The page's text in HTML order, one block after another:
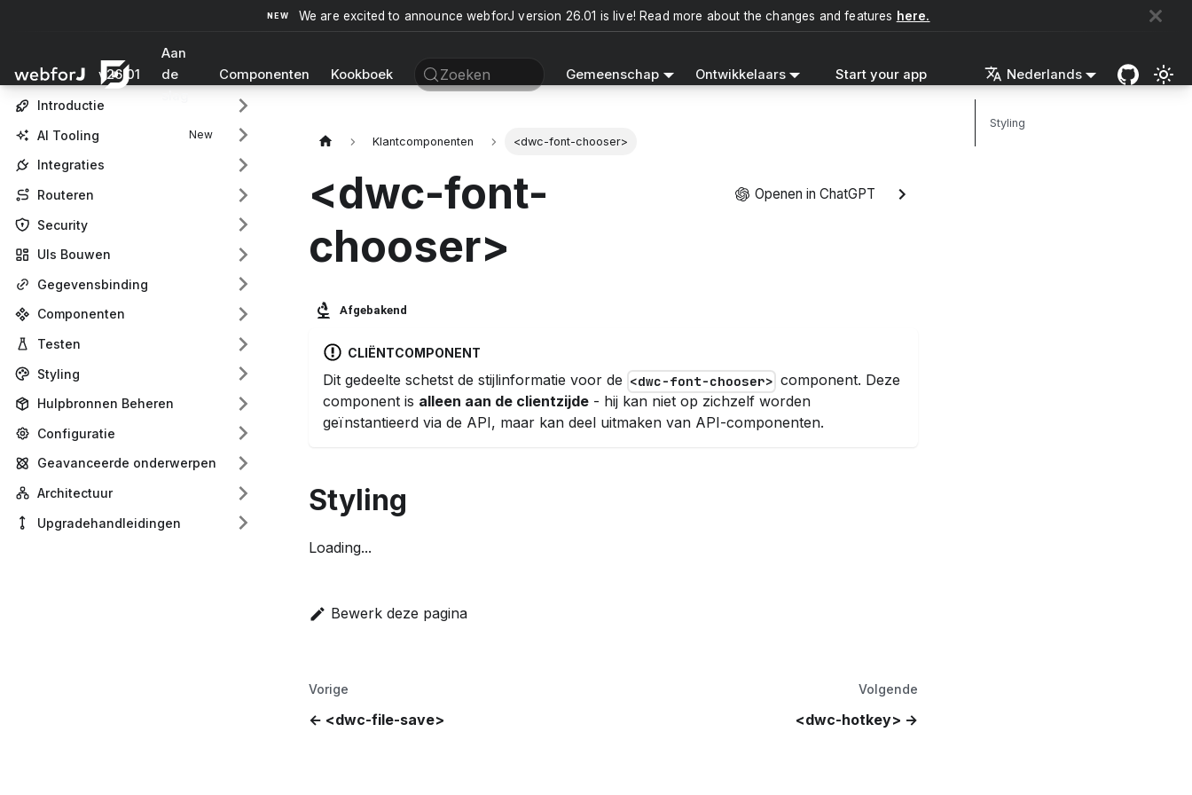
We are excited to announce webforJ version 26.01 is live! Read more about the changes and features here.
v26.01
Aan
de
Componenten Kookboek Zoeken Gemeenschap Ontwikkelaars Start your app Nederlands
Introductie
AI Tooling
Integraties
Routeren
Security
UIs Bouwen
Gegevensbinding
Componenten
Testen
Styling
Hulpbronnen Beheren
Configuratie
Geavanceerde onderwerpen
Architectuur
Upgradehandleidingen
Klantcomponenten <dwc-font-chooser>
<dwc-font-
chooser>
Openen in ChatGPT
Afgebakend
CLIËNTCOMPONENT
Dit gedeelte schetst de stijlinformatie voor de <dwc-font-chooser> component. Deze
component is alleen aan de clientzijde - hij kan niet op zichzelf worden
geïnstantieerd via de API, maar kan deel uitmaken van API-componenten.
Styling
Loading...
Bewerk deze pagina
Vorige
<dwc-file-save>
Volgende
<dwc-hotkey>
Styling